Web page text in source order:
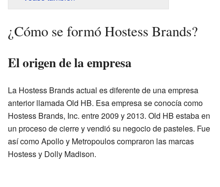
¿Cómo se formó Hostess Brands?
El origen de la empresa
La Hostess Brands actual es diferente de una empresa
anterior llamada Old HB. Esa empresa se conocía como
Hostess Brands, Inc. entre 2009 y 2013. Old HB estaba en
un proceso de cierre y vendió su negocio de pasteles. Fue
así como Apollo y Metropoulos compraron las marcas
Hostess y Dolly Madison.